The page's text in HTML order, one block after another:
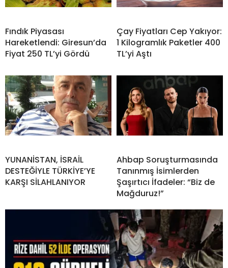
Fındık Piyasası
Hareketlendi: Giresun’da
Fiyat 250 TL’yi Gördü
Çay Fiyatları Cep Yakıyor:
1 Kilogramlık Paketler 400
TL’yi Aştı
YUNANİSTAN, İSRAİL
DESTEĞİYLE TÜRKİYE’YE
KARŞI SİLAHLANIYOR
Ahbap Soruşturmasında
Tanınmış İsimlerden
Şaşırtıcı İfadeler: “Biz de
Mağduruz!”